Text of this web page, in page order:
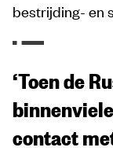
bestrijding- en
‘Toen de
contact